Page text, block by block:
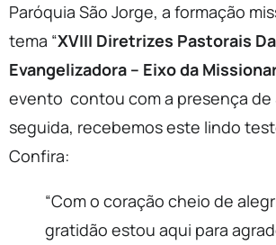
Paróquia São Jorge, a formação
tema “XVIII Diretrizes Pastorais
Evangelizadora – Eixo da
evento contou com a presença de
seguida, recebemos este lindo
Confira:
“Com o coração cheio de
gratidão estou aqui para